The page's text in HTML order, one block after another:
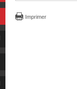
Imprimer